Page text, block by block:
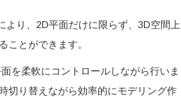
り、2D平面だけに限らず、3D空間上
ことができます。
を柔軟にコントロールしながら行いま
切り替えながら効率的にモデリング作